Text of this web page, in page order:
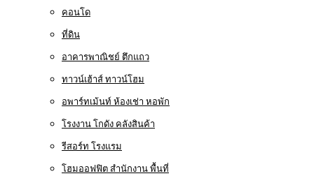
คอนโด
ที่ดิน
อาคารพาณิชย์ ตึกแถว
ทาวน์เฮ้าส์ ทาวน์โฮม
อพาร์ทเม้นท์ ห้องเช่า หอพัก
โรงงาน โกดัง คลังสินค้า
รีสอร์ท โรงแรม
โฮมออฟฟิต สำนักงาน พื้นที่